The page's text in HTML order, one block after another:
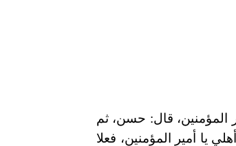
المؤمنين، قال: حسن، ثم
يا أمير المؤمنين، فعلا